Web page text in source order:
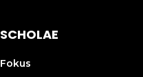
SCHOLAE
Fokus